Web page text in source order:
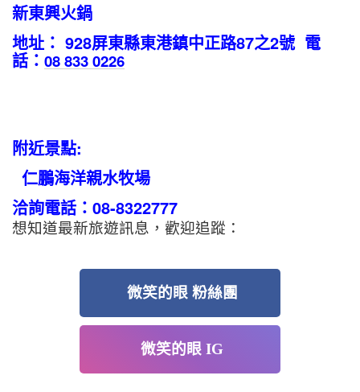
新東興火鍋
地址： 928屏東縣東港鎮中正路87之2號 電
話： 08 833 0226
附近景點:
仁鵬海洋親水牧場
洽詢電話：08-8322777
想知道最新旅遊訊息，歡迎追蹤：
微笑的眼 粉絲團
微笑的眼 IG